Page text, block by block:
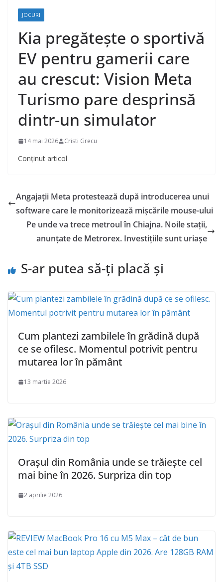
JOCURI
Kia pregătește o sportivă
EV pentru gamerii care
au crescut: Vision Meta
Turismo pare desprinsă
dintr-un simulator
14 mai 2026 Cristi Grecu
Conținut articol
Angajații Meta protestează după introducerea unui
software care le monitorizează mișcările mouse-ului
Pe unde va trece metroul în Chiajna. Noile staţii,
anunţate de Metrorex. Investiţiile sunt uriaşe
S-ar putea să-ți placă și
Cum plantezi zambilele în grădină după
ce se ofilesc. Momentul potrivit pentru
mutarea lor în pământ
13 martie 2026
Orașul din România unde se trăiește cel
mai bine în 2026. Surpriza din top
2 aprilie 2026